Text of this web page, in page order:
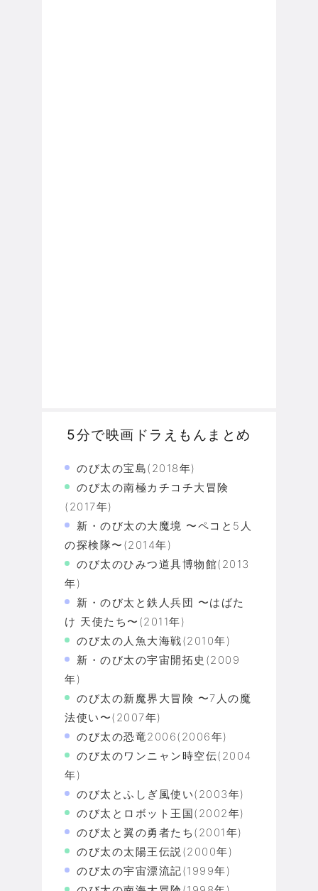
5分で映画ドラえもんまとめ
のび太の宝島(2018年)
のび太の南極カチコチ大冒険
(2017年)
新・のび太の大魔境 〜ペコと5人
の探検隊〜(2014年)
のび太のひみつ道具博物館(2013
年)
新・のび太と鉄人兵団 〜はばた
け 天使たち〜(2011年)
のび太の人魚大海戦(2010年)
新・のび太の宇宙開拓史(2009
年)
のび太の新魔界大冒険 〜7人の魔
法使い〜(2007年)
のび太の恐竜2006(2006年)
のび太のワンニャン時空伝(2004
年)
のび太とふしぎ風使い(2003年)
のび太とロボット王国(2002年)
のび太と翼の勇者たち(2001年)
のび太の太陽王伝説(2000年)
のび太の宇宙漂流記(1999年)